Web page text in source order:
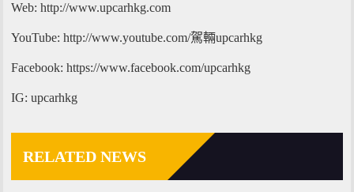
Web: http://www.upcarhkg.com
YouTube: http://www.youtube.com/駕輛upcarhkg
Facebook: https://www.facebook.com/upcarhkg
IG: upcarhkg
RELATED NEWS